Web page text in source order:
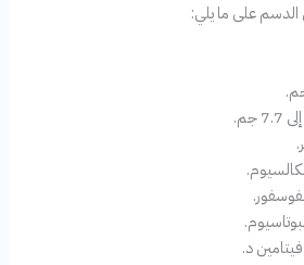
على ما يلي:
جم.